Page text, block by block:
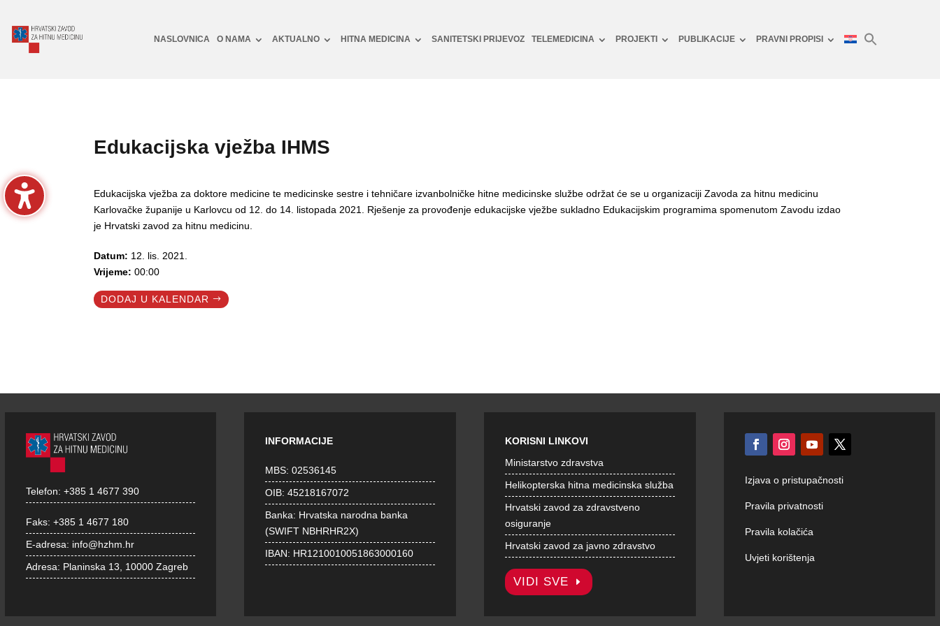
NASLOVNICA O NAMA AKTUALNO HITNA MEDICINA SANITETSKI PRIJEVOZ TELEMEDICINA PROJEKTI PUBLIKACIJE PRAVNI PROPISI
Edukacijska vježba IHMS
Edukacijska vježba za doktore medicine te medicinske sestre i tehničare izvanbolničke hitne medicinske službe održat će se u organizaciji Zavoda za hitnu medicinu
Karlovačke županije u Karlovcu od 12. do 14. listopada 2021. Rješenje za provođenje edukacijske vježbe sukladno Edukacijskim programima spomenutom Zavodu izdao
je Hrvatski zavod za hitnu medicinu.
Datum: 12. lis. 2021.
Vrijeme:00:00
DODAJ U KALENDAR
Telefon: +385 1 4677 390
Faks: +385 1 4677 180
E-adresa: info@hzhm.hr
Adresa: Planinska 13, 10000 Zagreb
INFORMACIJE
MBS: 02536145
OIB: 45218167072
Banka: Hrvatska narodna banka
(SWIFT NBHRHR2X)
IBAN: HR1210010051863000160
KORISNI LINKOVI
Ministarstvo zdravstva
Helikopterska hitna medicinska služba
Hrvatski zavod za zdravstveno
osiguranje
Hrvatski zavod za javno zdravstvo
VIDI SVE
Izjava o pristupačnosti
Pravila privatnosti
Pravila kolačića
Uvjeti korištenja